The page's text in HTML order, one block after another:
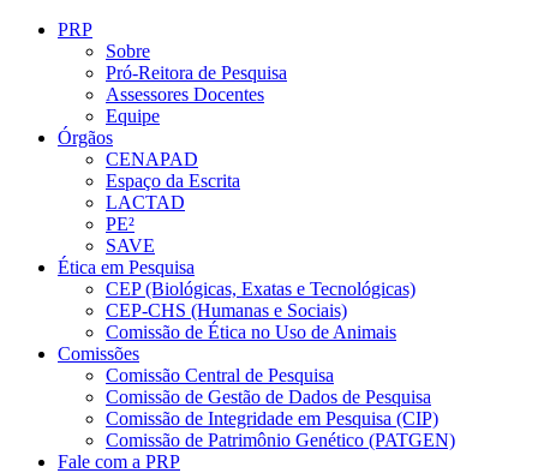
Conteúdo principal
PRP
Sobre
Pró-Reitora de Pesquisa
Assessores Docentes
Equipe
Órgãos
CENAPAD
Espaço da Escrita
LACTAD
PE²
SAVE
Ética em Pesquisa
CEP (Biológicas, Exatas e Tecnológicas)
CEP-CHS (Humanas e Sociais)
Comissão de Ética no Uso de Animais
Comissões
Comissão Central de Pesquisa
Comissão de Gestão de Dados de Pesquisa
Comissão de Integridade em Pesquisa (CIP)
Comissão de Patrimônio Genético (PATGEN)
Fale com a PRP